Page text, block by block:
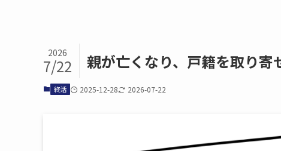
親が​亡くなり、​戸籍を​取り
2026
7/22
終活 2025-12-28 2026-07-22